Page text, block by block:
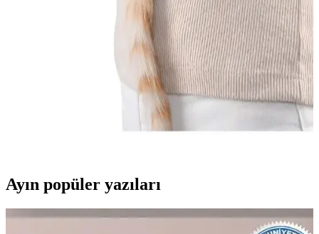
Raid hamam böceği tabletleri, uzun süreli etkili ve suya dayanıklı
yapısıyla nemli alanlarda kullanılır. Güvenli kullanım için talimatlara
uyulmalı, düzenli kontrol önemlidir.
Kedi Ana Kucağı Çantaları: Güvenli ve Konforlu
Kediniz Taşıma Çözümleri
Kedi ana kucağı çantaları, kedilerin güvenli ve konforlu taşınması
için hafif, dayanıklı ve hava geçirgen malzemelerle tasarlanmış
ürünlerdir. Bu çantalar, seyahatlerde ve veteriner ziyaretlerinde
Ayın popüler yazıları